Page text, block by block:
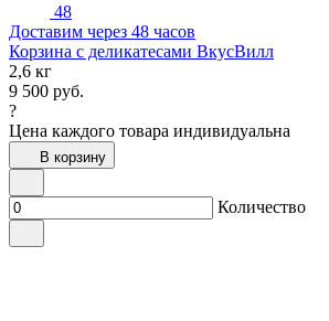
48
Доставим через 48 часов
Корзина с деликатесами ВкусВилл
2,6 кг
9 500 руб.
?
Цена каждого товара индивидуальна
В корзину
Количество